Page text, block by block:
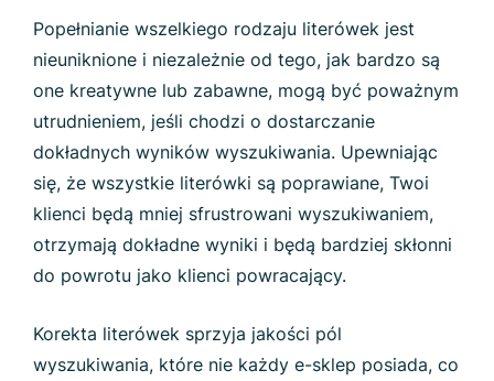
Popełnianie wszelkiego rodzaju literówek jest
nieuniknione i niezależnie od tego, jak bardzo są
one kreatywne lub zabawne, mogą być poważnym
utrudnieniem, jeśli chodzi o dostarczanie
dokładnych wyników wyszukiwania. Upewniając
się, że wszystkie literówki są poprawiane, Twoi
klienci będą mniej sfrustrowani wyszukiwaniem,
otrzymają dokładne wyniki i będą bardziej skłonni
do powrotu jako klienci powracający.
Korekta literówek sprzyja jakości pól
wyszukiwania, które nie każdy e-sklep posiada, co